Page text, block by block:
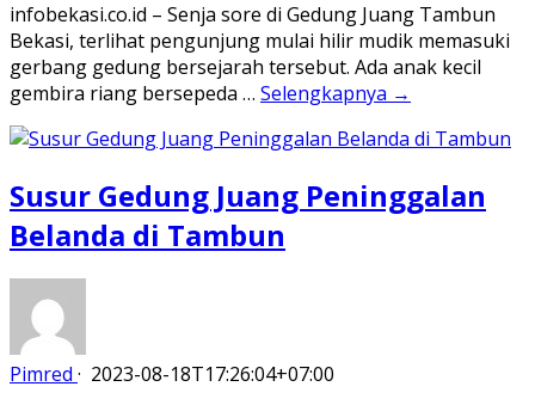
infobekasi.co.id – Senja sore di Gedung Juang Tambun
Bekasi, terlihat pengunjung mulai hilir mudik memasuki
gerbang gedung bersejarah tersebut. Ada anak kecil
gembira riang bersepeda … Selengkapnya →
Susur Gedung Juang Peninggalan
Belanda di Tambun
Pimred · 2023-08-18T17:26:04+07:00